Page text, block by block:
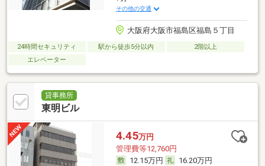
その他の交通
大阪府大阪市福島区福島５丁目
24時間セキュリティ 駅から徒歩5分以内
2階以上
エレベーター
貸事務所
東明ビル
4.45万円
管理費等12,760円
12.15万円
16.20万円